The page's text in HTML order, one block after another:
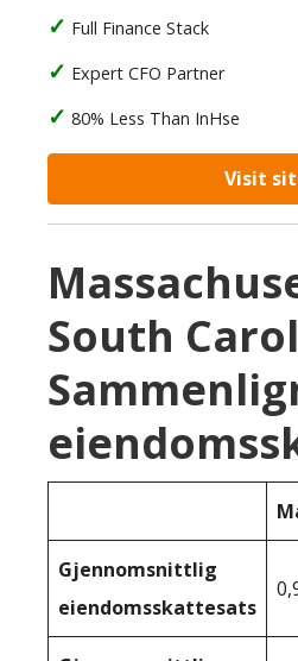
Full Finance Stack
Expert CFO Partner
80% Less Than InHse
Visit
South
Gjennomsnittlig
eiendomsskattesats